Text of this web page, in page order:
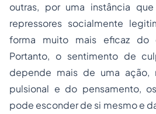
outras, por uma instância
repressores socialmente
forma muito mais eficaz do
Portanto, o sentimento de
depende mais de uma ação,
pulsional e do pensamento,
pode esconder de si mesmo e